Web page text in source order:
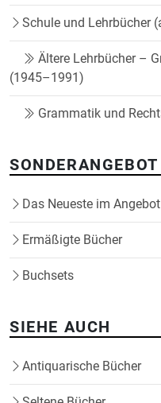
Schule und Lehrbücher
Ältere Lehrbücher –
(1945–1991)
Grammatik und
SONDERANGEBOT
Das Neueste im Angebot
Ermäßigte Bücher
Buchsets
SIEHE AUCH
Antiquarische Bücher